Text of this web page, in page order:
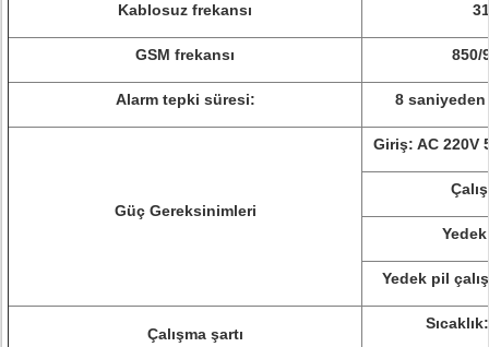
Kablosuz frekansı
GSM frekansı 850/
Alarm tepki süresi: 8 saniyeden
Güç Gereksinimleri
Giriş: AC 220V
Yedek pil
Çalışma şartı